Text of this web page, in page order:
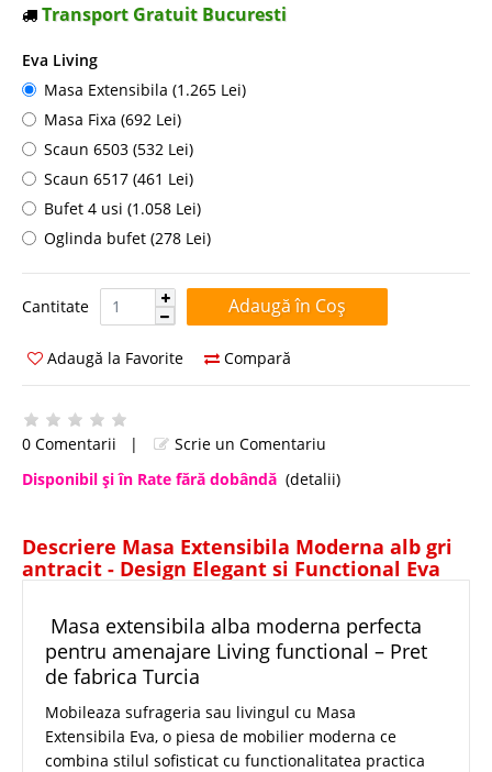
Transport Gratuit Bucuresti
Eva Living
Masa Extensibila (1.265 Lei)
Masa Fixa (692 Lei)
Scaun 6503 (532 Lei)
Scaun 6517 (461 Lei)
Bufet 4 usi (1.058 Lei)
Oglinda bufet (278 Lei)
Cantitate Cantitate:
Adaugă la Favorite Compară
0 Comentarii |
Scrie un Comentariu
Disponibil şi în Rate fără dobândă (detalii)
Descriere Masa Extensibila Moderna alb gri
antracit - Design Elegant si Functional Eva
Masa extensibila alba moderna perfecta
pentru amenajare Living functional – Pret
de fabrica Turcia
Mobileaza sufrageria sau livingul cu Masa
Extensibila Eva, o piesa de mobilier moderna ce
combina stilul sofisticat cu functionalitatea practica